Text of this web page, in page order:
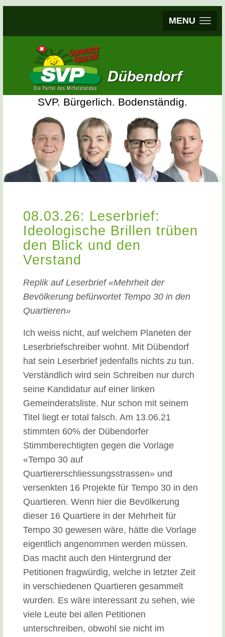
MENU
SVP. Bürgerlich. Bodenständig.
08.03.26: Leserbrief:
Ideologische Brillen trüben
den Blick und den
Verstand
Replik auf Leserbrief «Mehrheit der
Bevölkerung befürwortet Tempo 30 in den
Quartieren»
Ich weiss nicht, auf welchem Planeten der
Leserbriefschreiber wohnt. Mit Dübendorf
hat sein Leserbrief jedenfalls nichts zu tun.
Verständlich wird sein Schreiben nur durch
seine Kandidatur auf einer linken
Gemeinderatsliste. Nur schon mit seinem
Titel liegt er total falsch. Am 13.06.21
stimmten 60% der Dübendorfer
Stimmberechtigten gegen die Vorlage
«Tempo 30 auf
Quartiererschliessungsstrassen» und
versenkten 16 Projekte für Tempo 30 in den
Quartieren. Wenn hier die Bevölkerung
dieser 16 Quartiere in der Mehrheit für
Tempo 30 gewesen wäre, hätte die Vorlage
eigentlich angenommen werden müssen.
Das macht auch den Hintergrund der
Petitionen fragwürdig, welche in letzter Zeit
in verschiedenen Quartieren gesammelt
wurden. Es wäre interessant zu sehen, wie
viele Leute bei allen Petitionen
unterschreiben, obwohl sie nicht im